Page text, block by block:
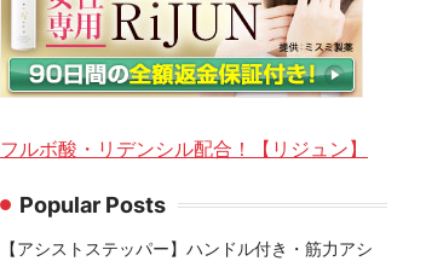
フルボ酸・リデンシル配合！【リジュン】
Popular Posts
【アシストステッパー】ハンドル付き・筋力アシ